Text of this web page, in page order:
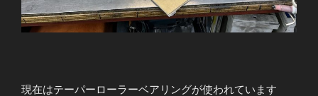
現在はテーパーローラーベアリングが使われています